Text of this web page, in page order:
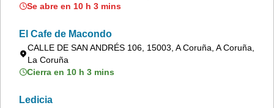
Se abre en 10 h 3 mins
El Cafe de Macondo
CALLE DE SAN ANDRÉS 106, 15003, A Coruña, A Coruña,
La Coruña
Cierra en 10 h 3 mins
Ledicia